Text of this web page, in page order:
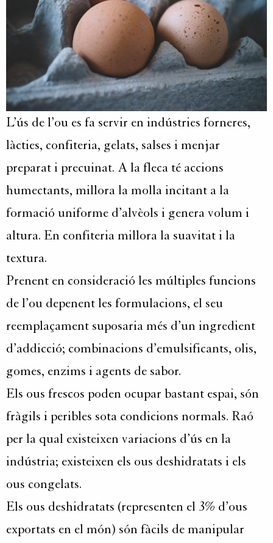
L’ús de l’ou es fa servir en indústries forneres,
làcties, confiteria, gelats, salses i menjar
preparat i precuinat. A la fleca té accions
humectants, millora la molla incitant a la
formació uniforme d’alvèols i genera volum i
altura. En confiteria millora la suavitat i la
textura.
Prenent en consideració les múltiples funcions
de l’ou depenent les formulacions, el seu
reemplaçament suposaria més d’un ingredient
d’addicció; combinacions d’emulsificants, olis,
gomes, enzims i agents de sabor.
Els ous frescos poden ocupar bastant espai, són
fràgils i peribles sota condicions normals. Raó
per la qual existeixen variacions d’ús en la
indústria; existeixen els ous deshidratats i els
ous congelats.
Els ous deshidratats (representen el 3% d’ous
exportats en el món) són fàcils de manipular